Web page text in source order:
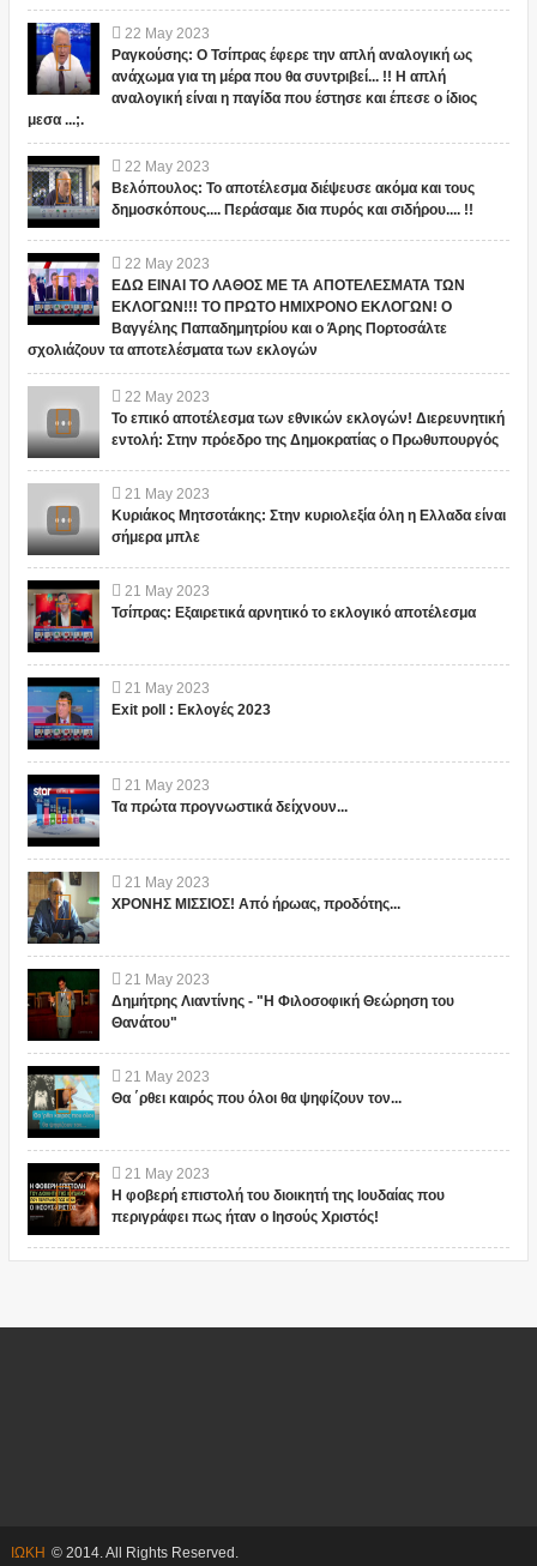
22 May 2023
Ραγκούσης: Ο Τσίπρας έφερε την απλή αναλογική ως
ανάχωμα για τη μέρα που θα συντριβεί... !! Η απλή
αναλογική είναι η παγίδα που έστησε και έπεσε ο ίδιος
μεσα ...;.
22 May 2023
Βελόπουλος: Το αποτέλεσμα διέψευσε ακόμα και τους
δημοσκόπους.... Περάσαμε δια πυρός και σιδήρου.... !!
22 May 2023
ΕΔΩ ΕΙΝΑΙ ΤΟ ΛΑΘΟΣ ΜΕ ΤΑ ΑΠΟΤΕΛΕΣΜΑΤΑ ΤΩΝ
ΕΚΛΟΓΩΝ!!! ΤΟ ΠΡΩΤΟ ΗΜΙΧΡΟΝΟ ΕΚΛΟΓΩΝ! Ο
Βαγγέλης Παπαδημητρίου και ο Άρης Πορτοσάλτε
σχολιάζουν τα αποτελέσματα των εκλογών
22 May 2023
Το επικό αποτέλεσμα των εθνικών εκλογών! Διερευνητική
εντολή: Στην πρόεδρο της Δημοκρατίας ο Πρωθυπουργός
21 May 2023
Κυριάκος Μητσοτάκης: Στην κυριολεξία όλη η Ελλαδα είναι
σήμερα μπλε
21 May 2023
Τσίπρας: Εξαιρετικά αρνητικό το εκλογικό αποτέλεσμα
21 May 2023
Exit poll : Εκλογές 2023
21 May 2023
Τα πρώτα προγνωστικά δείχνουν...
21 May 2023
ΧΡΟΝΗΣ ΜΙΣΣΙΟΣ! Από ήρωας, προδότης...
21 May 2023
Δημήτρης Λιαντίνης - "Η Φιλοσοφική Θεώρηση του
Θανάτου"
21 May 2023
Θα ΄ρθει καιρός που όλοι θα ψηφίζουν τον...
21 May 2023
Η φοβερή επιστολή του διοικητή της Ιουδαίας που
περιγράφει πως ήταν ο Ιησούς Χριστός!
ΙΩΚΗ © 2014. All Rights Reserved.